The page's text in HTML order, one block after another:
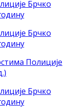
Брчко
Брчко
Полиције
Брчко